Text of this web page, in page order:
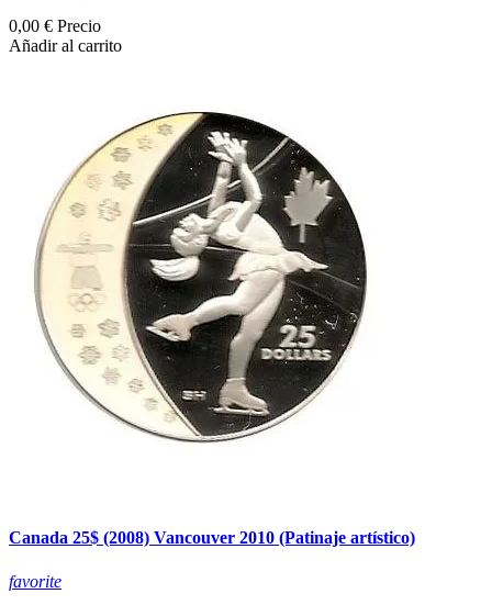
0,00 € Precio
Añadir al carrito
Canada 25$ (2008) Vancouver 2010 (Patinaje artístico)
favorite